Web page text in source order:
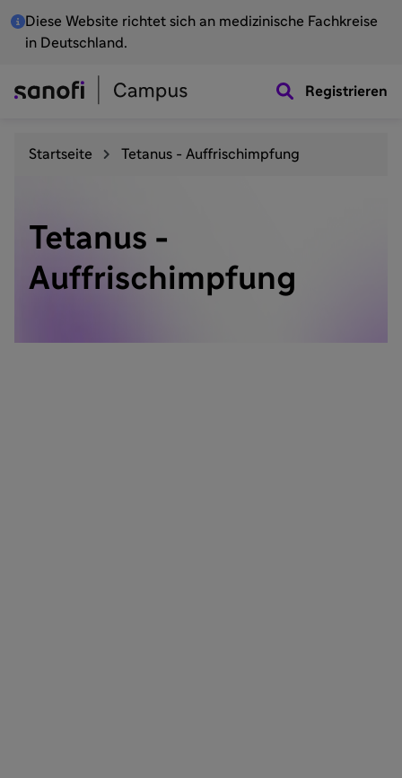
Diese Website richtet sich an medizinische Fachkreise
in Deutschland.
Registrieren
Startseite Tetanus - Auffrischimpfung
Tetanus -
Auffrischimpfung